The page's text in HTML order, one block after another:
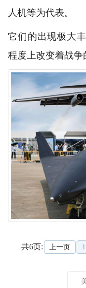
人机等为代表。
它们的出现极大
程度上改变着战争
共6页: 上一页 1